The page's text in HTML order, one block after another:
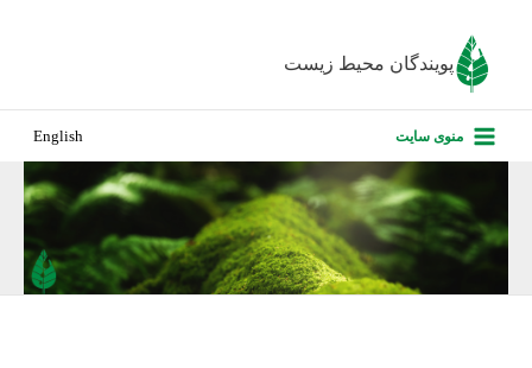
پویندگان محیط زیست
منوی سایت English
درباره ما
پروژه‌های
تماس با ما